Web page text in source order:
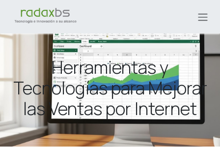
Ir al contenido
Herramientas y
Tecnologías para Mejorar
las Ventas por Internet